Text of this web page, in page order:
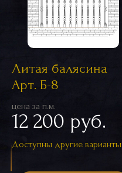
Литая балясина
Арт. Б-8
цена за п.м.
12 200 руб.
Доступны другие варианты